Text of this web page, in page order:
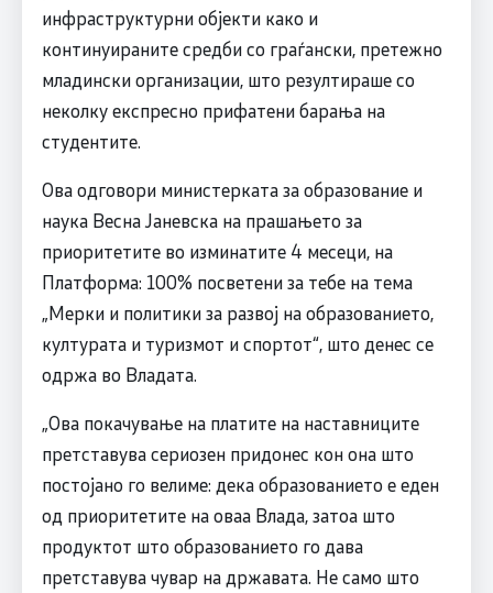
инфраструктурни објекти како и
континуираните средби со граѓански, претежно
младински организации, што резултираше со
неколку експресно прифатени барања на
студентите.
Ова одговори министерката за образование и
наука Весна Јаневска на прашањето за
приоритетите во изминатите 4 месеци, на
Платформа: 100% посветени за тебе на тема
„Мерки и политики за развој на образованието,
културата и туризмот и спортот“, што денес се
одржа во Владата.
„Ова покачување на платите на наставниците
претставува сериозен придонес кон она што
постојано го велиме: дека образованието е еден
од приоритетите на оваа Влада, затоа што
продуктот што образованието го дава
претставува чувар на државата. Не само што